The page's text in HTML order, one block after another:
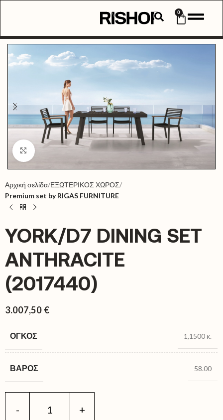
0
Click to enlarge
Αρχική σελίδα ΕΞΩΤΕΡΙΚΟΣ ΧΩΡΟΣ
Premium set by RIGAS FURNITURE
YORK/D7 DINING SET
ANTHRACITE
(2017440)
3.007,50 €
ΌΓΚΟΣ 1,1500 κ.
ΒΆΡΟΣ 58.00